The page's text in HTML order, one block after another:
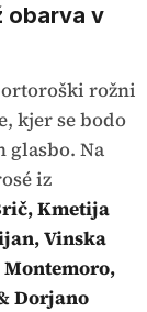
obarva v
rožni
kjer se bodo
Na
iz
Kmetija
Vinska
Dorjano